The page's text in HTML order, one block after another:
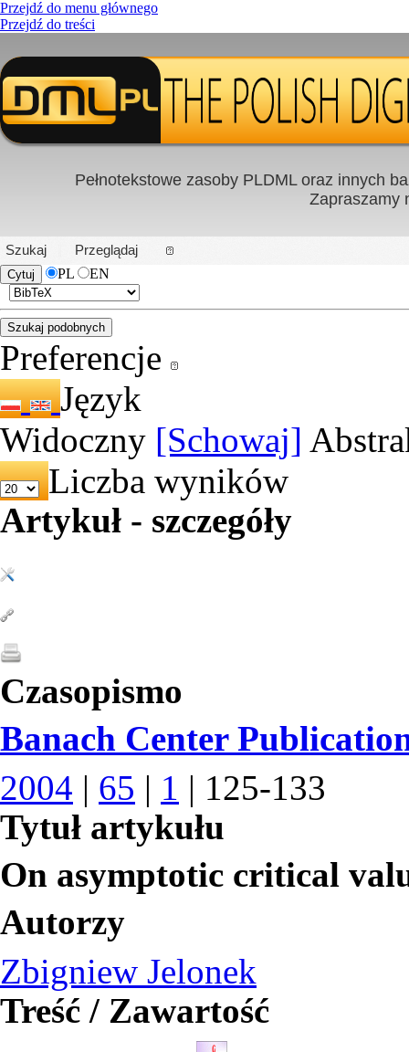
Przejdź do menu głównego
Przejdź do treści
PL|EN
Pełnotekstowe zasoby PLDML oraz innych
Zapraszamy
Szukaj
Przeglądaj
PL
EN
Preferencje
Język
Widoczny [Schowaj]
Liczba wyników
Artykuł - szczegóły
Czasopismo
Banach Center
2004 | 65 | 1 | 125-133
Tytuł artykułu
On asymptotic critical
Autorzy
Zbigniew Jelonek
Treść / Zawartość